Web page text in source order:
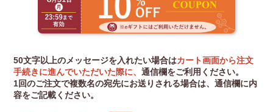
50文字以上のメッセージを入れたい場合はカート画面から注文
手続きに進んでいただいた際に、通信欄をご利用ください。
1回のご注文で複数名の宛先にお送りされる場合は、通信欄に内
容をご記載ください。